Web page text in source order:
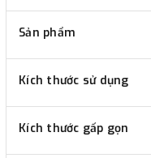
Sản phẩm
Kích thước sử dụng
Kích thước gấp gọn